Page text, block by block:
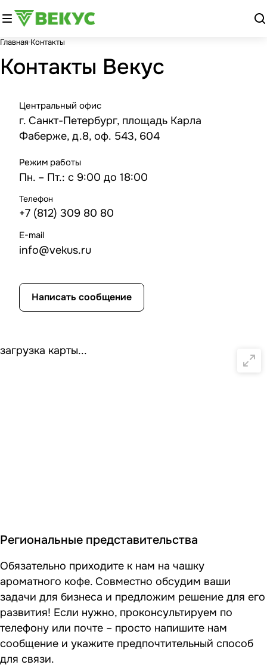
Главная Контакты
Контакты Векус
загрузка карты...
Региональные представительства
Обязательно приходите к нам на чашку
ароматного кофе. Совместно обсудим ваши
задачи для бизнеса и предложим решение для его
развития! Если нужно, проконсультируем по
телефону или почте – просто напишите нам
сообщение и укажите предпочтительный способ
для связи.
Центральный офис
г. Санкт-Петербург, площадь Карла
Фаберже, д.8, оф. 543, 604
Режим работы
Пн. – Пт.: с 9:00 до 18:00
Телефон
+7 (812) 309 80 80
E-mail
info@vekus.ru
Написать сообщение